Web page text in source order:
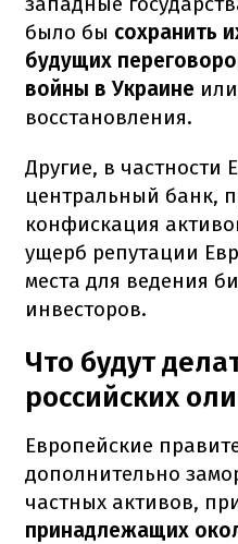
было бы сохранить
будущих
войны в Украине
восстановления.
Другие, в частности
центральный банк,
конфискация
ущерб репутации
места для ведения
инвесторов.
Что будут
российских
Европейские
дополнительно
частных активов,
принадлежащих